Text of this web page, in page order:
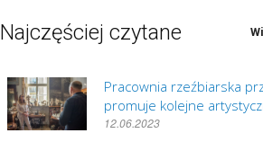
Najczęściej czytane
Pracownia rzeźbiarska
promuje kolejne
12.06.2023